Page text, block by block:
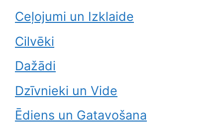
Ceļojumi un Izklaide
Cilvēki
Dažādi
Dzīvnieki un Vide
Ēdiens un Gatavošana